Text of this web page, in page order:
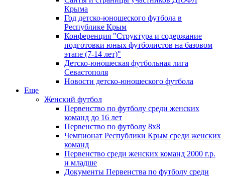
Крыма
Год детско-юношеского футбола в
Республике Крым
Конференция "Структура и содержание
подготовки юных футболистов на базовом
этапе (7-14 лет)"
Детско-юношеская футбольная лига
Севастополя
Новости детско-юношеского футбола
Еще
Женский футбол
Первенство по футболу среди женских
команд до 16 лет
Первенство по футболу 8х8
Чемпионат Республики Крым среди женских
команд
Первенство среди женских команд 2000 г.р.
и младше
Документы Первенства по футболу среди